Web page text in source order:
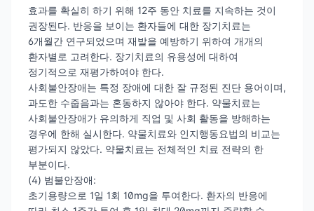
효과를 확실히 하기 위해 12주 동안 치료를 지속하는 것이
권장된다. 반응을 보이는 환자들에 대한 장기치료는
6개월간 연구되었으며 재발을 예방하기 위하여 개개의
환자별로 고려한다. 장기치료의 유용성에 대하여
정기적으로 재평가하여야 한다.
사회불안장애는 특정 장애에 대한 잘 규정된 진단 용어이며,
과도한 수줍음과는 혼동하지 않아야 한다. 약물치료는
사회불안장애가 유의하게 직업 및 사회 활동을 방해하는
경우에 한해 실시한다. 약물치료와 인지행동요법의 비교는
평가되지 않았다. 약물치료는 전체적인 치료 전략의 한
부분이다.
(4) 범불안장애:
초기용량으로 1일 1회 10mg을 투여한다. 환자의 반응에